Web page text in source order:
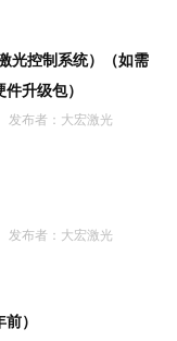
光控制系统）（如需
升级包）
发布者：大宏激光
发布者：大宏激光
）